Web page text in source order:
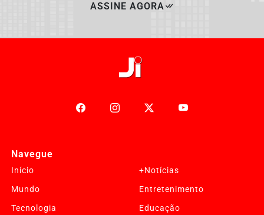
ASSINE AGORA
Navegue
Início
+Notícias
Mundo
Entretenimento
Tecnologia
Educação